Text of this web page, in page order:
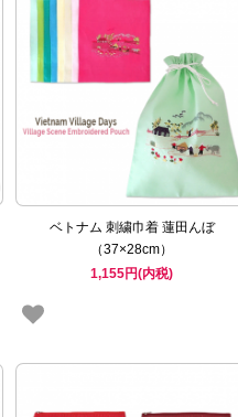
ベトナム 刺繍巾着 蓮田んぼ
（37×28cm）
1,155円(内税)